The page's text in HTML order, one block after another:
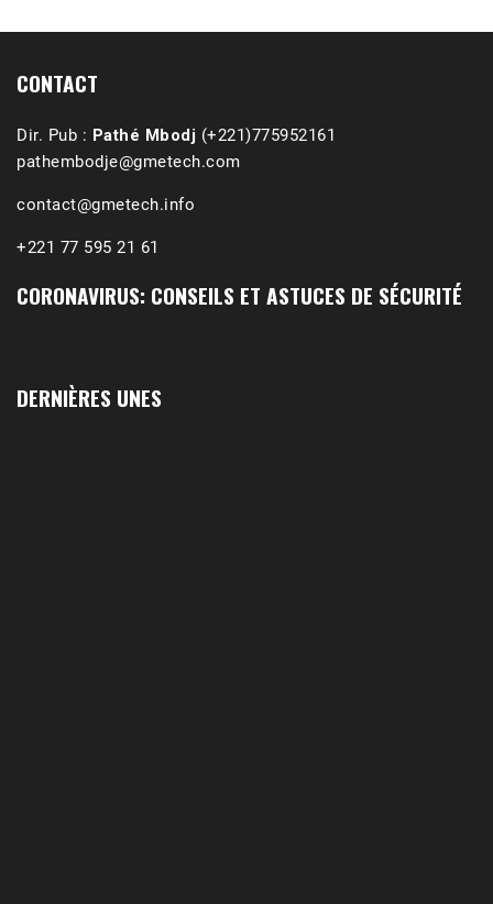
CONTACT
Dir. Pub : Pathé Mbodj (+221)775952161
pathembodje@gmetech.com
contact@gmetech.info
+221 77 595 21 61
CORONAVIRUS: CONSEILS ET ASTUCES DE SÉCURITÉ
DERNIÈRES UNES